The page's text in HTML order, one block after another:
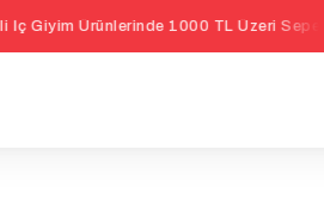
1000 TL Üzeri Sepette %10